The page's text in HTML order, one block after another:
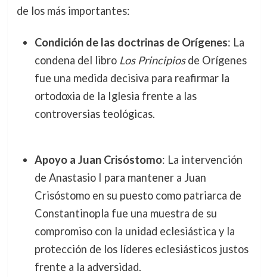
de los más importantes:
Condición de las doctrinas de Orígenes: La
condena del libro Los Principiosde Orígenes
fue una medida decisiva para reafirmar la
ortodoxia de la Iglesia frente a las
controversias teológicas.
Apoyo a Juan Crisóstomo: La intervención
de Anastasio I para mantener a Juan
Crisóstomo en su puesto como patriarca de
Constantinopla fue una muestra de su
compromiso con la unidad eclesiástica y la
protección de los líderes eclesiásticos justos
frente a la adversidad.